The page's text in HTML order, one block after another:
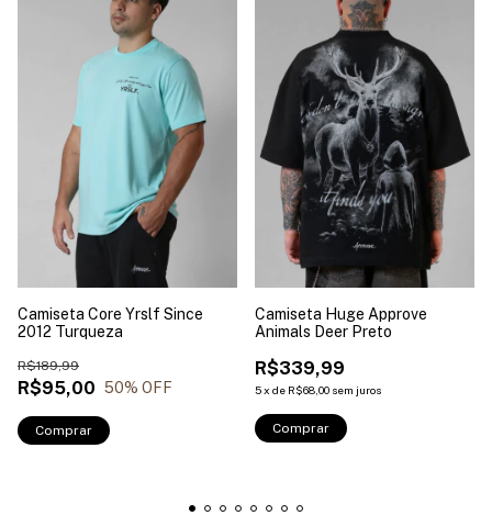
Camiseta Core Yrslf Since
2012 Turqueza
R$95,00
R$189,99
50% OFF
Comprar
Camiseta Huge Approve
Animals Deer Preto
R$339,99
5x de R$68,00 sem juros
Comprar